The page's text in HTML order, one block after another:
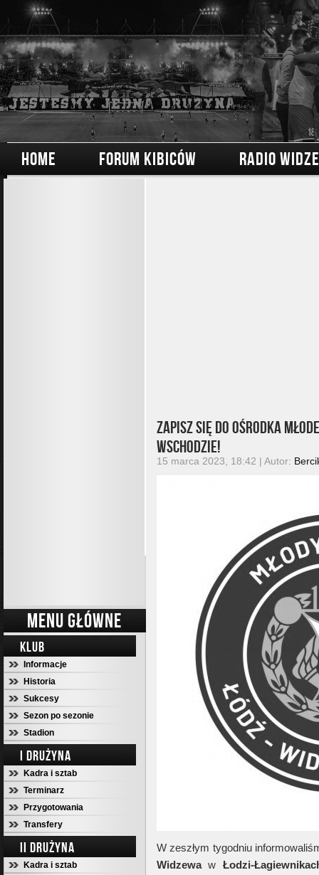
HOME FORUM KIBICÓW RADIO
MENU GŁÓWNE
KLUB
Informacje
Historia
Sukcesy
Sezon po sezonie
Stadion
I DRUŻYNA
Kadra i sztab
Terminarz
Przygotowania
Transfery
II DRUŻYNA
Kadra i sztab
Zapisz się do ośrodka
Wschodzie!
15 marca 2023, 18:42 | Autor:
W zeszłym tygodniu
Widzewaw Łodzi-